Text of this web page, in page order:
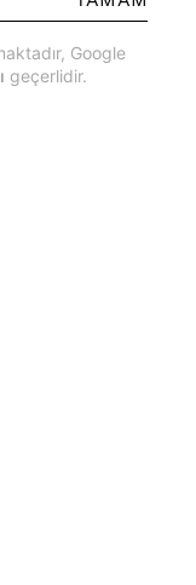
Google
geçerlidir.